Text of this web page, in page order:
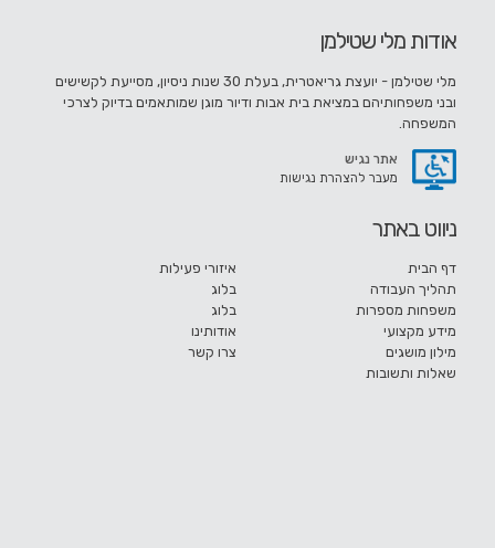
אודות מלי שטילמן
מלי שטילמן - יועצת גריאטרית, בעלת 30 שנות ניסיון, מסייעת לקשישים
ובני משפחותיהם במציאת בית אבות ודיור מוגן שמותאמים בדיוק לצרכי
המשפחה.
אתר נגיש
מעבר להצהרת נגישות
ניווט באתר
דף הבית
תהליך העבודה
משפחות מספרות
מידע מקצועי
מילון מושגים
שאלות ותשובות
איזורי פעילות
בלוג
בלוג
אודותינו
צרו קשר